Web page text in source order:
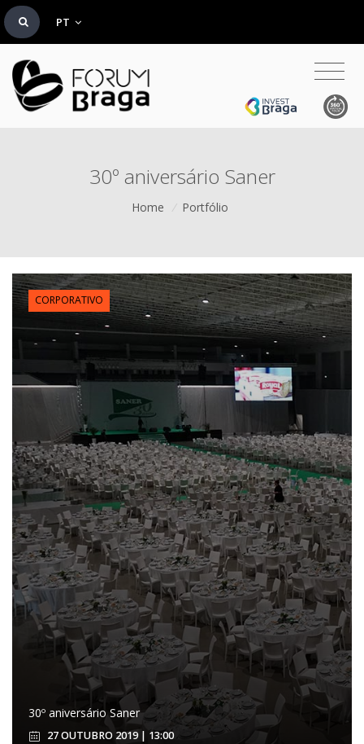
PT
30º aniversário Saner
Home / Portfólio
CORPORATIVO
30º aniversário Saner
27 OUTUBRO 2019 | 13:00